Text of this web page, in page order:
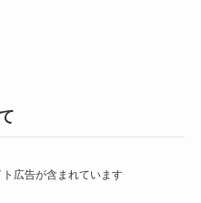
広告が含まれています